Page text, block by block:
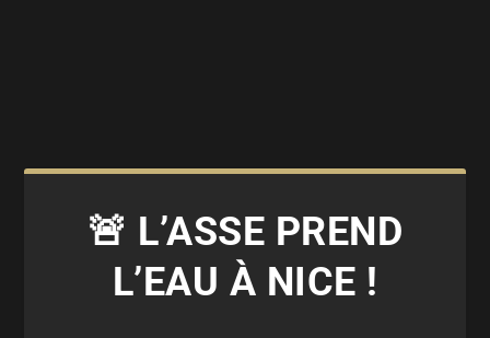
🚨 L’ASSE PREND
L’EAU À NICE !